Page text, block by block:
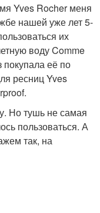
Yves Rocher меня
нашей уже лет 5-
их
воду Comme
покупала её по
ресниц Yves
Но тушь не самая
пользоваться. А
так, на